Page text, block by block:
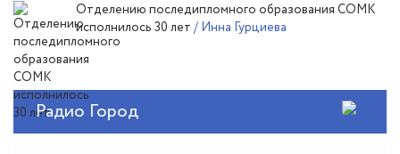
Отделению последипломного образования СОМК
исполнилось 30 лет / Инна Гурциева
Радио Город